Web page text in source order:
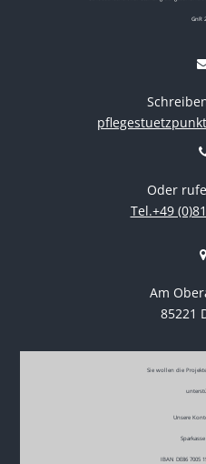
GnR
Oder
Tel.+49
Am
85221
Sie wollen die
Unsere
IBAN DE86 7005